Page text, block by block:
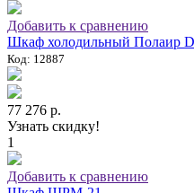
Добавить к сравнению
Шкаф холодильный Полаир
Код: 12887
77 276 р.
Узнать скидку!
1
Добавить к сравнению